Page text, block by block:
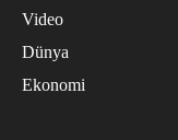
Video
Dünya
Ekonomi